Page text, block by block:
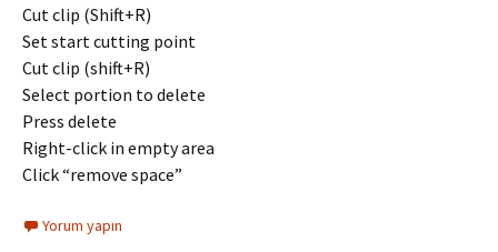
Cut clip (Shift+R)
Set start cutting point
Cut clip (shift+R)
Select portion to delete
Press delete
Right-click in empty area
Click “remove space”
Yorum yapın